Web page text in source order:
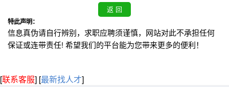
特此声明：
信息真伪请自行辨别，求职应聘须谨慎，网站对此不承担任何
保证或连带责任! 希望我们的平台能为您带来更多的便利！
[联系客服] [最新找人才]